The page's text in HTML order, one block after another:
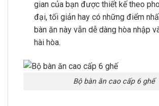
gian của bạn được thiết kế theo
đại, tối giản hay có những điểm
bàn ăn này vẫn dễ dàng hòa nhập
hài hòa.
Bộ bàn ăn cao cấp 6 ghế